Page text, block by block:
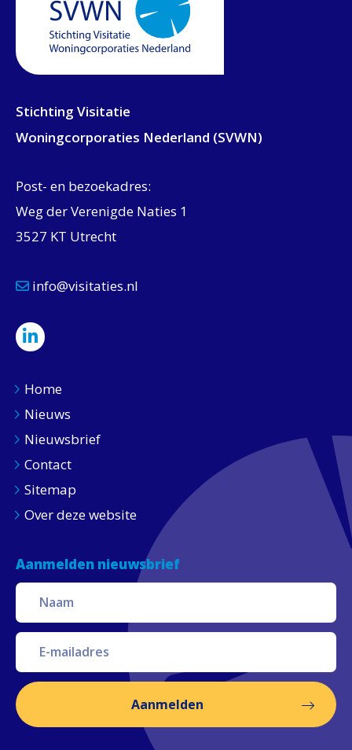
Stichting Visitatie
Woningcorporaties Nederland (SVWN)
Post- en bezoekadres:
Weg der Verenigde Naties 1
3527 KT Utrecht
info@visitaties.nl
Home
Nieuws
Nieuwsbrief
Contact
Sitemap
Over deze website
Aanmelden nieuwsbrief
Aanmelden